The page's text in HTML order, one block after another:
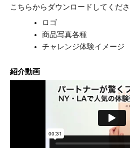
こちらからダウンロードしてくださ
ロゴ
商品写真各種
チャレンジ体験イメージ
紹介動画